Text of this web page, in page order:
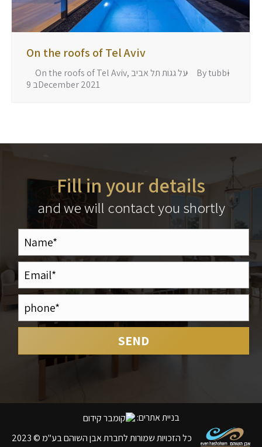
On the roofs of Tel Aviv
On the roofs of Tel Aviv, על גגות תל אביב Bytubbi
9 בDecember 2021
Fill in your details
and we will contact you shortly
בניית אתרים:
כל הזכויות שמורות לחברת אבן השוהם בע"מ © 2023